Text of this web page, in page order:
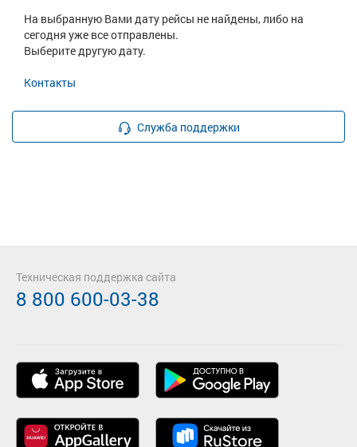
На выбранную Вами дату рейсы не найдены, либо на
сегодня уже все отправлены.
Выберите другую дату.
Контакты
Служба поддержки
Техническая поддержка сайта
8 800 600-03-38